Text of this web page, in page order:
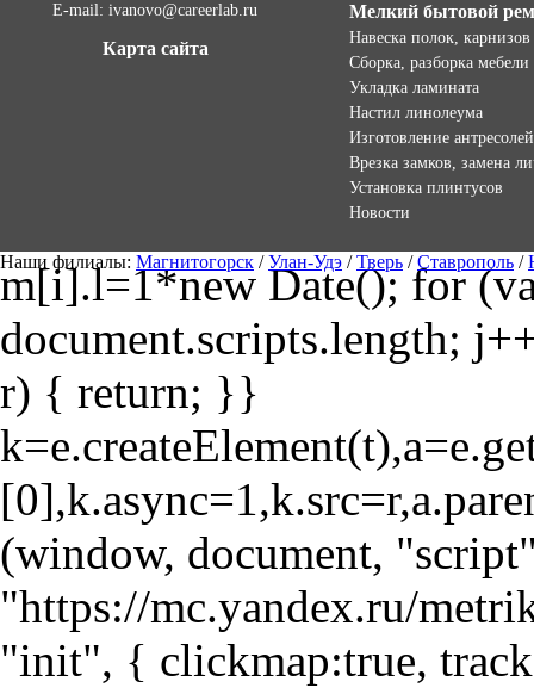
E-mail: ivanovo@careerlab.ru
Карта сайта
Мелкий бытовой
Навеска полок, карнизов
Сборка, разборка мебели
Укладка ламината
Настил линолеума
Изготовление антресолей
Врезка замков, замена
Установка плинтусов
Новости
Наши филиалы: Магнитогорск /Улан-Удэ /Тверь /Ставрополь /
m[i].l=1*new Date(); for
document.scripts.length;
r) { return; }}
(window, document,
"https://mc.yandex.ru/
"init", { clickmap:true,